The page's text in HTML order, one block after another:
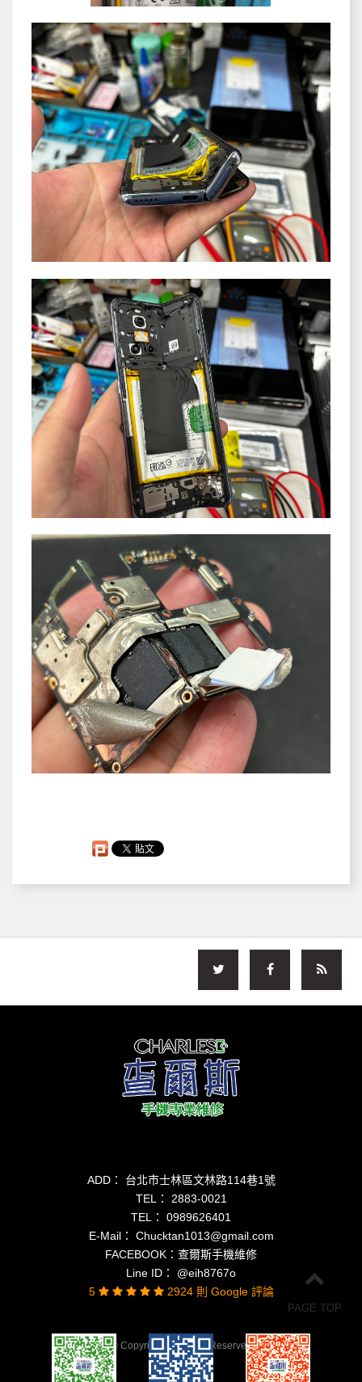
PAGE TOP
ADD： 台北市士林區文林路114巷1號
TEL：
2883-0021
TEL：
0989626401
E-Mail：
Chucktan1013@gmail.com
FACEBOOK： 查爾斯手機維修
Line ID：
@eih8767o
5
2924 則 Google 評論
© Copyright All Rights Reserved
蘋果網頁設計